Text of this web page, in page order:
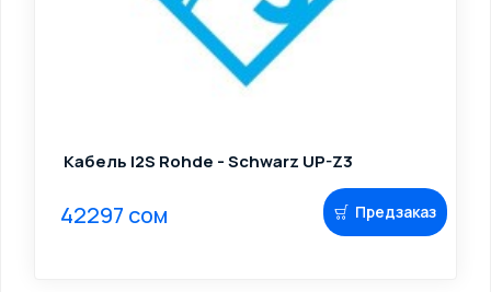
Кабель I2S Rohde - Schwarz UP-Z3
42297 сом Предзаказ